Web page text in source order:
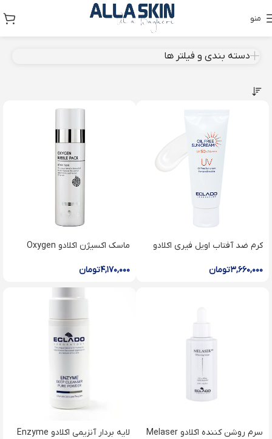
منو
دسته بندی و فیلتر ها
کرم ضد آفتاب اویل فیری اکلادو
۳,۶۶۰,۰۰۰تومان
ماسک اکسیژن اکلادو Oxygen
۴,۱۷۰,۰۰۰تومان
سرم روشن کننده اکلادو Melaser
لایه بردار آنزیمی اکلادو Enzyme